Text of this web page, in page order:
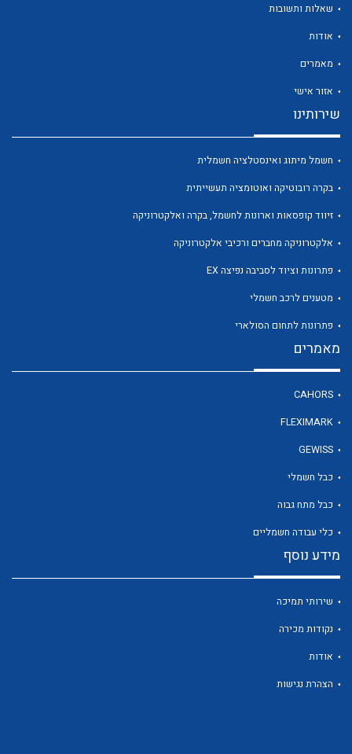
לכל מוצרי היצרן
שאלות ותשובות
אודות
מאמרים
אזור אישי
שירותינו
חשמל מיתוג ואינסטלציה חשמלית
בקרה רובוטיקה ואוטומציה תעשייתית
זיווד קופסאות וארונות לחשמל, בקרה ואלקטרוניקה
אלקטרוניקה מחברים ורכיבי אלקטרוניקה
פתרונות וציוד לסביבה נפיצה EX
מטענים לרכב חשמלי
פתרונות לתחום הסולארי
מאמרים
CAHORS
FLEXIMARK
GEWISS
כבל חשמלי
כבל מתח גבוה
כלי עבודה חשמליים
מידע נוסף
שירותי תמיכה
נקודות מכירה
אודות
הצהרת נגישות